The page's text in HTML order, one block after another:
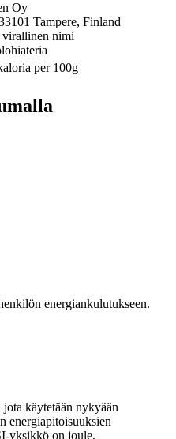
Oy
Tampere, Finland
virallinen nimi
per 100g
energiankulutukseen.
käytetään nykyään
energiapitoisuuksien
yksikkö on joule,